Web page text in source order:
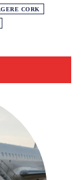
CORK